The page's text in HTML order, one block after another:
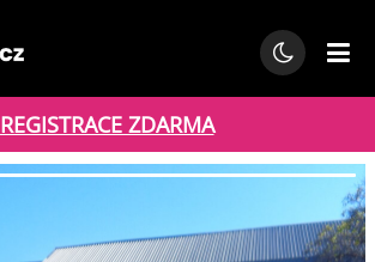
REGISTRACE ZDARMA